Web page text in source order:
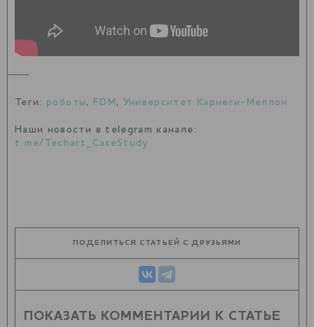
Теги: роботы , FDM , Университет Карнеги-Меллон
Наши новости в telegram канале:
t.me/Techart_CaseStudy
ПОДЕЛИТЬСЯ СТАТЬЕЙ С ДРУЗЬЯМИ
ПОКАЗАТЬ КОММЕНТАРИИ К СТАТЬЕ